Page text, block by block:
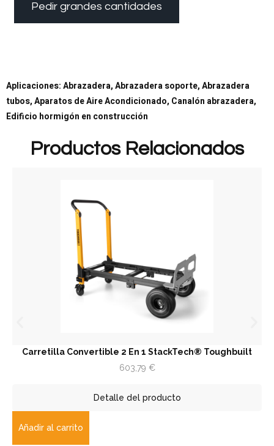
Pedir grandes cantidades
Aplicaciones: Abrazadera, Abrazadera soporte, Abrazadera
tubos, Aparatos de Aire Acondicionado, Canalón abrazadera,
Edificio hormigón en construcción
Productos Relacionados
Carretilla Convertible 2 En 1 StackTech® Toughbuilt
603,79 €
Detalle del producto
Añadir al carrito